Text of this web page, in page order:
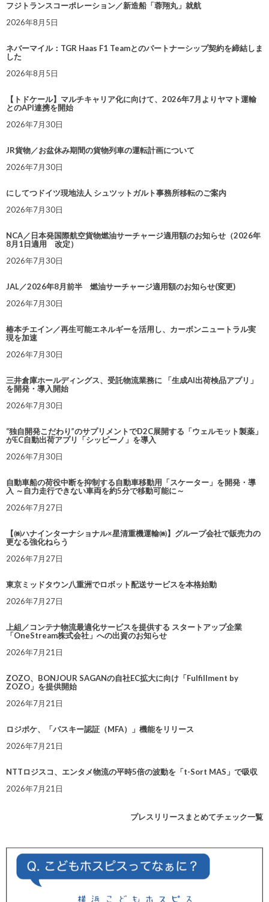
フジトランスコーポレーション／新造船「蓉翔丸」就航
2026年8月5日
ネバーマイル：TGR Haas F1 Teamとのパートナーシップ契約を締結しま
した
2026年8月5日
【トドケール】マルチキャリア化に向けて、2026年7月よりヤマト運輸
とのAPI連携を開始
2026年7月30日
JR貨物／お盆休み期間の貨物列車の運転計画について
2026年7月30日
にしてつドイツ現地法人 シュツットガルト事務所移転のご案内
2026年7月30日
NCA／日本発国際航空貨物燃油サーチャージ適用額のお知らせ（2026年
8月1日適用 改定）
2026年7月30日
JAL／2026年8月前半 燃油サーチャージ適用額のお知らせ(変更)
2026年7月30日
椿本チエイン／再生可能エネルギーを活用し、カーボンニュートラル実
現を加速
2026年7月30日
三井倉庫ホールディングス、受託物流業務に 「生成AI出荷検品アプリ」
を開発・導入開始
2026年7月30日
“独自開発こだわり”のサプリメントでD2C展開する「ウェルモット製薬」
がEC自動出荷アプリ「シッピーノ」を導入
2026年7月30日
自動車船の荷役中断を抑制する自動車移動用「スケーター」を開発・導
入 ～自力走行できない車両を約5分で移動可能に～
2026年7月27日
【㈱ハナインターナショナル×星清重機運輸㈱】グループ会社で販売力の
更なる強化ねらう
2026年7月27日
東京ミッドタウン八重洲でロボット配送サービスを本格始動
2026年7月27日
上組／コンテナ物流最適化サービスを提供する スタートアップ企業
「OneStream株式会社」への出資のお知らせ
2026年7月21日
ZOZO、BONJOUR SAGANの自社EC拡大に向け「Fulfillment by
ZOZO」を提供開始
2026年7月21日
ロジポケ、「パスキー認証（MFA）」機能をリリース
2026年7月21日
NTTロジスコ、エンタメ物流の平時5倍の波動を「t-Sort MAS」で吸収
2026年7月21日
プレスリリースまとめてチェック一覧